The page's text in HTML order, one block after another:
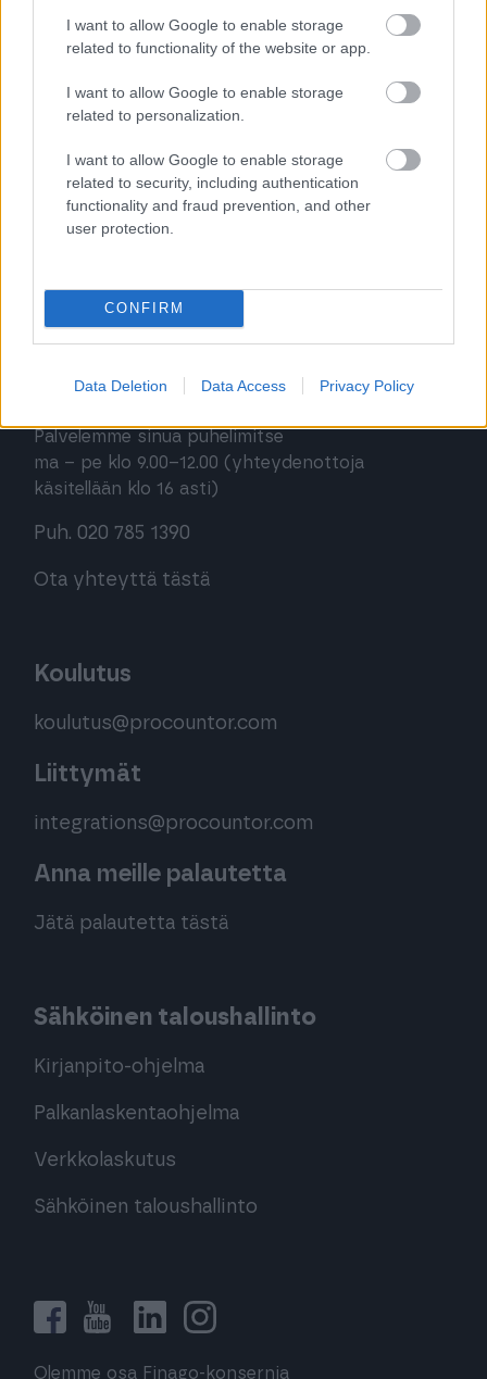
I want to allow Google to enable storage
related to functionality of the website or app.
I want to allow Google to enable storage
related to personalization.
I want to allow Google to enable storage
related to security, including authentication
functionality and fraud prevention, and other
user protection.
CONFIRM
Data Deletion Data Access Privacy Policy
Asiakaspalvelu
Jätä tukipyyntö tästä
020 7879 840
Palvelemme sinua puhelimitse:
ma-pe klo 8:30-12:00
(yhteydenottoja käsitellään klo 16 asti)
Laskutus ja tilausmuutokset
lähettämää laskua:
Palvelemme sinua puhelimitse
ma – pe klo 9.00–12.00 (yhteydenottoja
käsitellään klo 16 asti)
Puh. 020 785 1390
Ota yhteyttä tästä
Koulutus
koulutus@procountor.com
Liittymät
integrations@procountor.com
Anna meille palautetta
Jätä palautetta tästä
Sähköinen taloushallinto
Kirjanpito-ohjelma
Palkanlaskentaohjelma
Verkkolaskutus
Sähköinen taloushallinto
Olemme osa Finago-konsernia